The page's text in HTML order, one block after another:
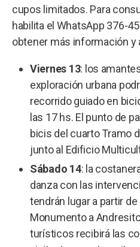
cupos limitados. Para
habilita el WhatsApp 376-
obtener más información y
Viernes 13: los
exploración urbana
recorrido guiado en
las 17 hs. El punto de
bicis del cuarto Tramo
junto al Edificio
Sábado 14: la
danza con las
tendrán lugar a partir de
Monumento a
turísticos recibirá las